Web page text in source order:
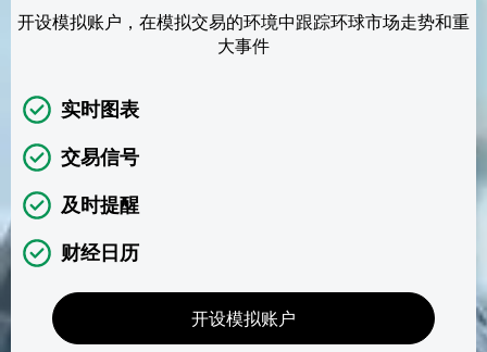
开设模拟账户，在模拟交易的环境中跟踪环球市场走势和重
大事件
实时图表
交易信号
及时提醒
财经日历